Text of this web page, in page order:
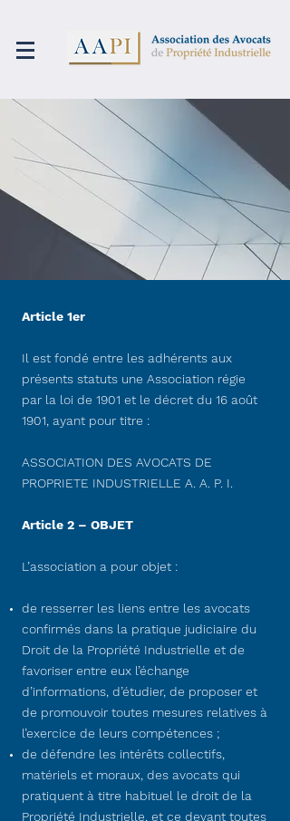
Article 1er
Il est fondé entre les adhérents aux
présents statuts une Association régie
par la loi de 1901 et le décret du 16 août
1901, ayant pour titre :
ASSOCIATION DES AVOCATS DE
PROPRIETE INDUSTRIELLE A. A. P. I.
Article 2 – OBJET
L’association a pour objet :
de resserrer les liens entre les avocats
confirmés dans la pratique judiciaire du
Droit de la Propriété Industrielle et de
favoriser entre eux l’échange
d’informations, d’étudier, de proposer et
de promouvoir toutes mesures relatives à
l’exercice de leurs compétences ;
de défendre les intérêts collectifs,
matériels et moraux, des avocats qui
pratiquent à titre habituel le droit de la
Propriété Industrielle, et ce devant toutes